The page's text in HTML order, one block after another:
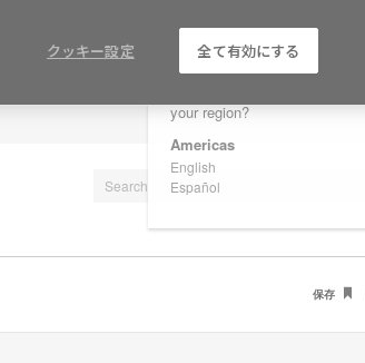
Are you in United States?
your region?
Americas
English
Español
保存
クッキー設定 全て有効にする